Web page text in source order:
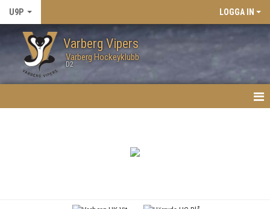
U9P LOGGA IN
Varberg Vipers
Varberg Hockeyklubb
D2